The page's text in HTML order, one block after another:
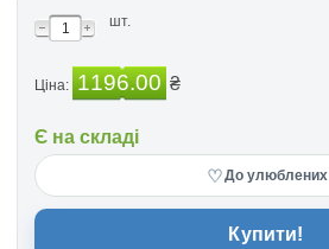
шт.
Ціна: 1196.00 ₴
Є на складі
♡До улюблених
Купити!